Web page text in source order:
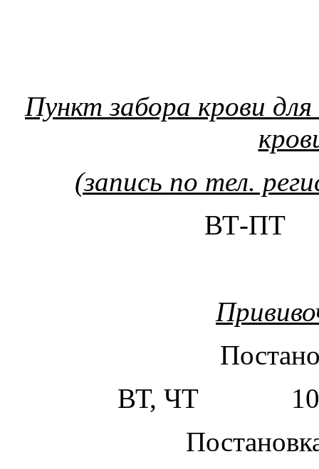
Пункт забора крови для
(запись по тел.
ВТ-ПТ
ВТ, ЧТ 10.00-